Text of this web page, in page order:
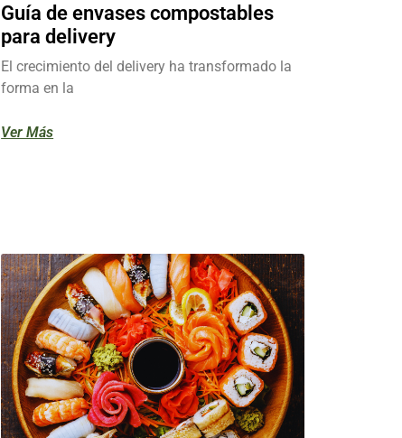
Guía de envases compostables
para delivery
El crecimiento del delivery ha transformado la
forma en la
Ver Más